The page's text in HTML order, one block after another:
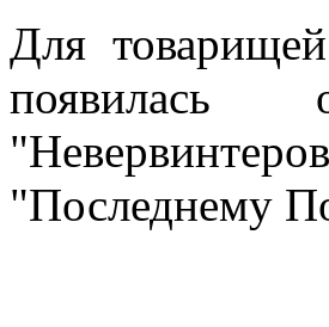
Для
"Последнему